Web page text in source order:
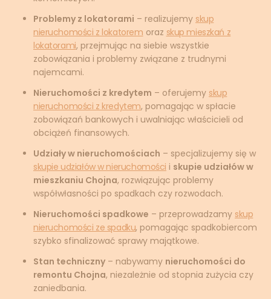
Problemy z lokatorami – realizujemy skup
nieruchomości z lokatorem oraz skup mieszkań z
lokatorami, przejmując na siebie wszystkie
zobowiązania i problemy związane z trudnymi
najemcami.
Nieruchomości z kredytem – oferujemy skup
nieruchomości z kredytem, pomagając w spłacie
zobowiązań bankowych i uwalniając właścicieli od
obciążeń finansowych.
Udziały w nieruchomościach – specjalizujemy się w
skupie udziałów w nieruchomości i skupie udziałów w
mieszkaniu Chojna, rozwiązując problemy
współwłasności po spadkach czy rozwodach.
Nieruchomości spadkowe – przeprowadzamy skup
nieruchomości ze spadku, pomagając spadkobiercom
szybko sfinalizować sprawy majątkowe.
Stan techniczny – nabywamy nieruchomości do
remontu Chojna, niezależnie od stopnia zużycia czy
zaniedbania.